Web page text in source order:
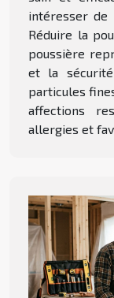
intéresser de
Réduire la
poussière
et la sécurité
particules
affections
allergies et